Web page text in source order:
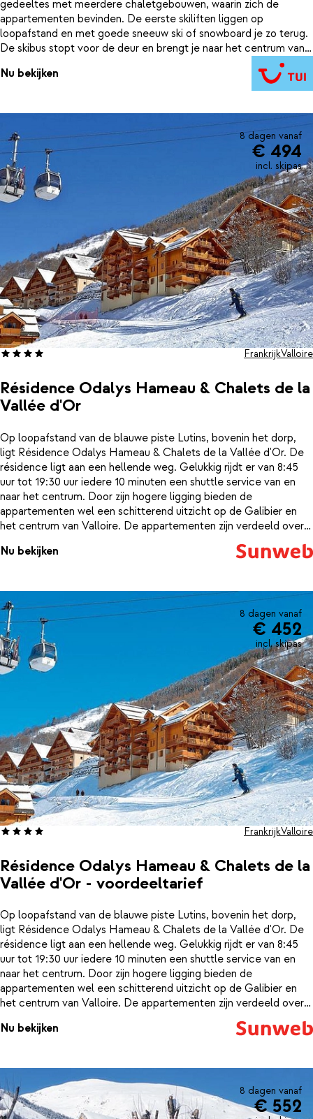
gedeeltes met meerdere chaletgebouwen, waarin zich de
appartementen bevinden. De eerste skiliften liggen op
loopafstand en met goede sneeuw ski of snowboard je zo terug.
De skibus stopt voor de deur en brengt je naar het centrum van
Valloire. Na een dagje actief op de pistes kun je een heerlijke
duik nemen in het binnenbad. 's Avonds bijpraten in je
appartement of een mooie wandeling maken naar het dorp voor
Nu bekijken
8 dagen vanaf
€ 494
incl. skipas
Résidence Odalys Hameau & Chalets de la
Vallée d'Or
FrankrijkValloire
Op loopafstand van de blauwe piste Lutins, bovenin het dorp,
ligt Résidence Odalys Hameau & Chalets de la Vallée d'Or. De
résidence ligt aan een hellende weg. Gelukkig rijdt er van 8:45
uur tot 19:30 uur iedere 10 minuten een shuttle service van en
naar het centrum. Door zijn hogere ligging bieden de
appartementen wel een schitterend uitzicht op de Galibier en
het centrum van Valloire. De appartementen zijn verdeeld over
ingericht.Bij de receptie is er de mogelijkheid om broodjes te
zwembad of de sauna om wat ontspanning op te zoeken.
Résidence Odalys Hameau & Chalets de la Vallée d'Or is een
goed uitgangspunt voor een geslaagde wintersportvakantie!
Nu bekijken
8 dagen vanaf
€ 452
incl. skipas
Résidence Odalys Hameau & Chalets de la
Vallée d'Or - voordeeltarief
FrankrijkValloire
Op loopafstand van de blauwe piste Lutins, bovenin het dorp,
ligt Résidence Odalys Hameau & Chalets de la Vallée d'Or. De
résidence ligt aan een hellende weg. Gelukkig rijdt er van 8:45
uur tot 19:30 uur iedere 10 minuten een shuttle service van en
naar het centrum. Door zijn hogere ligging bieden de
appartementen wel een schitterend uitzicht op de Galibier en
het centrum van Valloire. De appartementen zijn verdeeld over
ingericht.Bij de receptie is er de mogelijkheid om broodjes te
zwembad of de sauna om wat ontspanning op te zoeken.
Résidence Odalys Hameau & Chalets de la Vallée d'Or is een
goed uitgangspunt voor een geslaagde wintersportvakantie!
Nu bekijken
8 dagen vanaf
€ 552